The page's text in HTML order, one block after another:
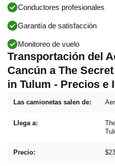
Conductores profesionales
Garantía de satisfacción
Monitoreo de vuelo
Transportación del
Cancún a The
in Tulum - Precios e
Las camionetas salen de:
Llega a:
Precio: